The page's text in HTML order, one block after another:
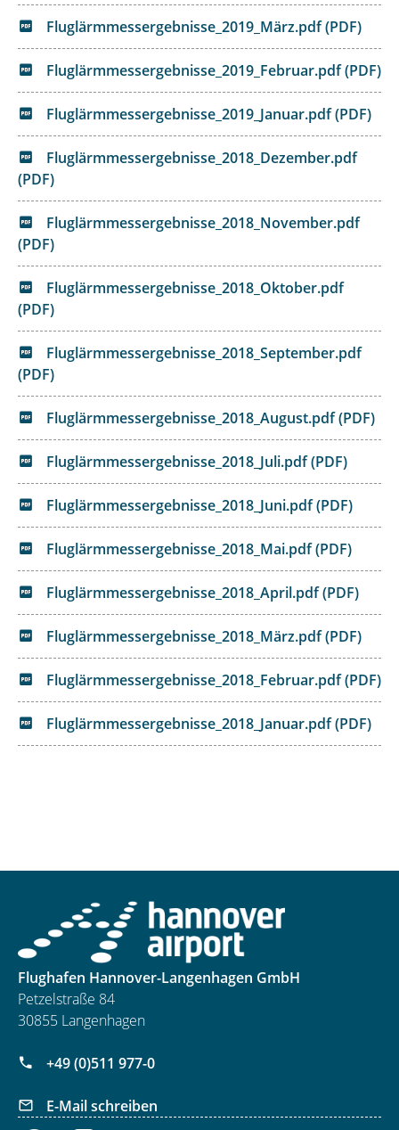
Fluglärmmessergebnisse_2019_März.pdf (PDF)
Fluglärmmessergebnisse_2019_Februar.pdf (PDF)
Fluglärmmessergebnisse_2019_Januar.pdf (PDF)
Fluglärmmessergebnisse_2018_Dezember.pdf
(PDF)
Fluglärmmessergebnisse_2018_November.pdf
(PDF)
Fluglärmmessergebnisse_2018_Oktober.pdf
(PDF)
Fluglärmmessergebnisse_2018_September.pdf
(PDF)
Fluglärmmessergebnisse_2018_August.pdf (PDF)
Fluglärmmessergebnisse_2018_Juli.pdf (PDF)
Fluglärmmessergebnisse_2018_Juni.pdf (PDF)
Fluglärmmessergebnisse_2018_Mai.pdf (PDF)
Fluglärmmessergebnisse_2018_April.pdf (PDF)
Fluglärmmessergebnisse_2018_März.pdf (PDF)
Fluglärmmessergebnisse_2018_Februar.pdf (PDF)
Fluglärmmessergebnisse_2018_Januar.pdf (PDF)
Flughafen Hannover-Langenhagen GmbH
Petzelstraße 84
30855 Langenhagen
+49 (0)511 977-0
E-Mail schreiben